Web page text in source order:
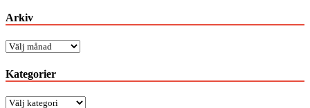
Arkiv
Arkiv
Kategorier
Kategorier